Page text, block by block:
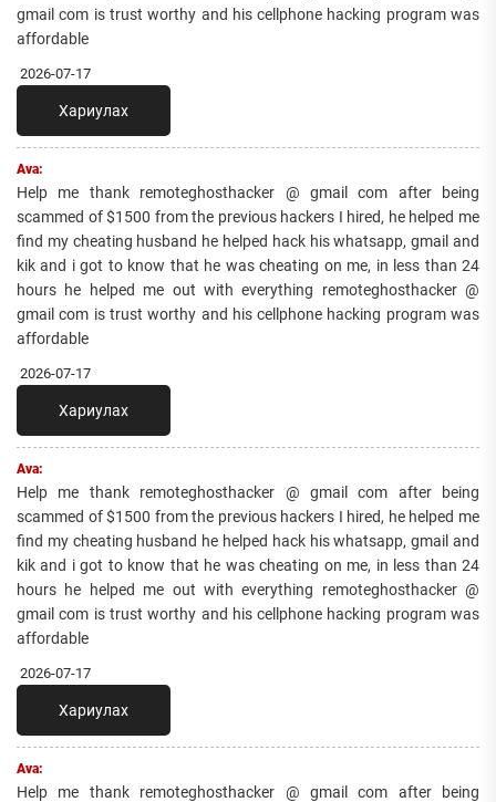
gmail com is trust worthy and his cellphone hacking program was
affordable
2026-07-17
Хариулах
Ava:
Help me thank remoteghosthacker @ gmail com after being
scammed of $1500 from the previous hackers I hired, he helped me
find my cheating husband he helped hack his whatsapp, gmail and
kik and i got to know that he was cheating on me, in less than 24
hours he helped me out with everything remoteghosthacker @
gmail com is trust worthy and his cellphone hacking program was
affordable
2026-07-17
Хариулах
Ava:
Help me thank remoteghosthacker @ gmail com after being
scammed of $1500 from the previous hackers I hired, he helped me
find my cheating husband he helped hack his whatsapp, gmail and
kik and i got to know that he was cheating on me, in less than 24
hours he helped me out with everything remoteghosthacker @
gmail com is trust worthy and his cellphone hacking program was
affordable
2026-07-17
Хариулах
Ava:
Help me thank remoteghosthacker @ gmail com after being